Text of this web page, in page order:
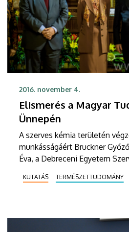
2016. november 4.
Elismerés a Magyar
Ünnepén
A szerves kémia területén
munkásságáért Bruckner
Éva, a Debreceni Egyetem
KUTATÁS TERMÉSZETTUDOMÁNY